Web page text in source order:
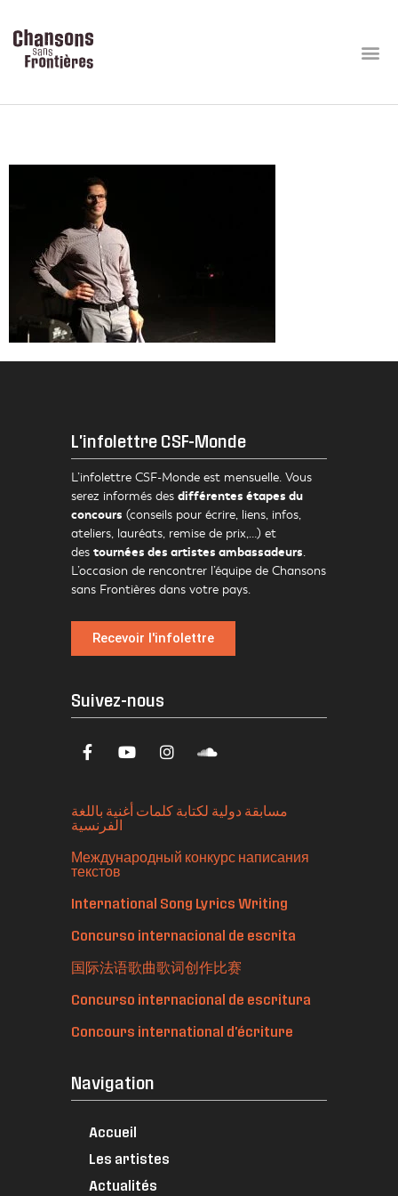
L'infolettre CSF-Monde
L’infolettre CSF-Monde est mensuelle. Vous
serez informés des différentes étapes du
concours (conseils pour écrire, liens, infos,
ateliers, lauréats, remise de prix,…) et
des tournées des artistes ambassadeurs.
L’occasion de rencontrer l’équipe de Chansons
sans Frontières dans votre pays.
Recevoir l'infolettre
Suivez-nous
مسابقة دولية لكتابة كلمات أغنية باللغة
الفرنسية
Международный конкурс написания
текстов
International Song Lyrics Writing
Concurso internacional de escrita
国际法语歌曲歌词创作比赛
Concurso internacional de escritura
Concours international d'écriture
Navigation
Accueil
Les artistes
Actualités